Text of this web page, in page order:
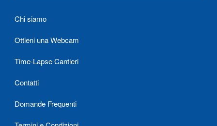
Chi siamo
Ottieni una Webcam
Time-Lapse Cantieri
Contatti
Domande Frequenti